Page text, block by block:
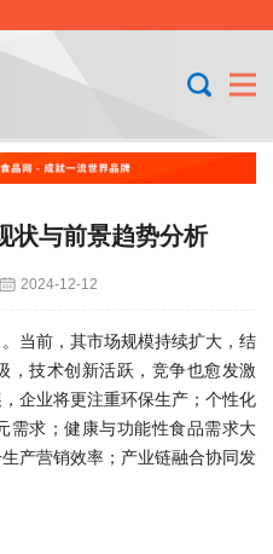
状与前景趋势分析
2024-12-12
当前，其市场规模持续扩大，结
，技术创新活跃，竞争也愈发激
企业将更注重环保生产；个性化
需求；健康与功能性食品需求大
产营销效率；产业链融合协同发